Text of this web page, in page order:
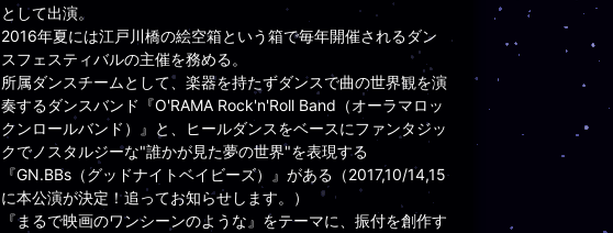
として出演。
2016年夏には江戸川橋の絵空箱という箱で毎年開催されるダン
スフェスティバルの主催を務める。
所属ダンスチームとして、楽器を持たずダンスで曲の世界観を演
奏するダンスバンド『O'RAMA Rock'n'Roll Band（オーラマロッ
クンロールバンド）』と、ヒールダンスをベースにファンタジッ
クでノスタルジーな"誰かが見た夢の世界"を表現する
『GN.BBs（グッドナイトベイビーズ）』がある（2017,10/14,15
に本公演が決定！追ってお知らせします。）
『まるで映画のワンシーンのような』をテーマに、振付を創作す